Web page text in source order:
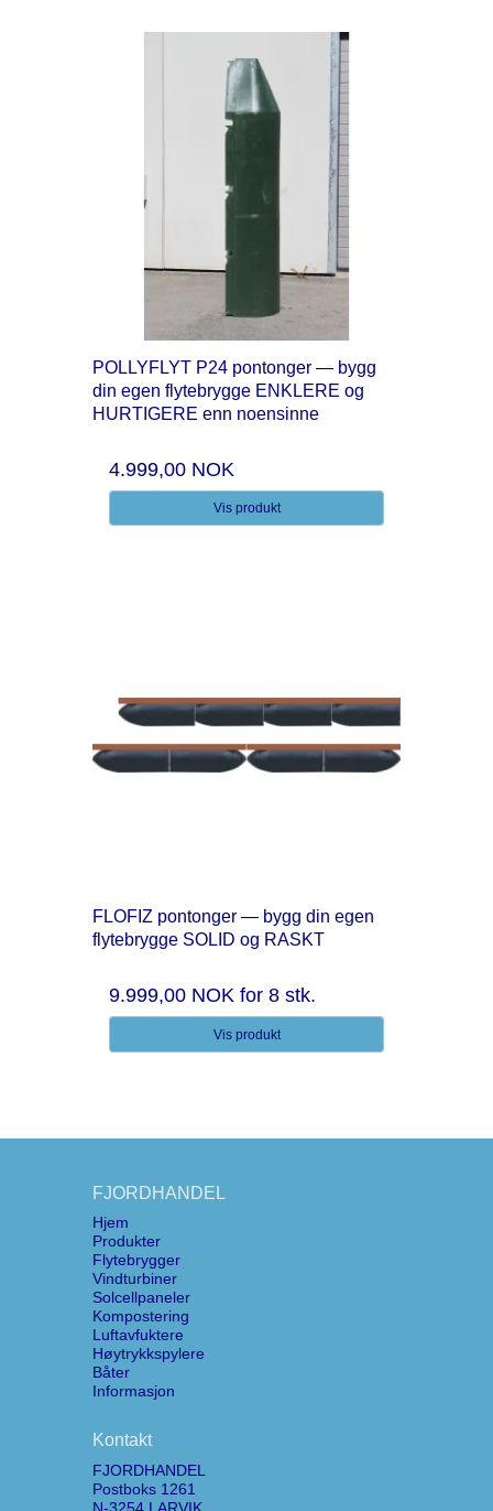
POLLYFLYT P24 pontonger — bygg
din egen flytebrygge ENKLERE og
HURTIGERE enn noensinne
4.999,00 NOK
Vis produkt
FLOFIZ pontonger — bygg din egen
flytebrygge SOLID og RASKT
9.999,00 NOK for 8 stk.
Vis produkt
FJORDHANDEL
Hjem
Produkter
Flytebrygger
Vindturbiner
Solcellpaneler
Kompostering
Luftavfuktere
Høytrykkspylere
Båter
Informasjon
Kontakt
FJORDHANDEL
Postboks 1261
N-3254 LARVIK